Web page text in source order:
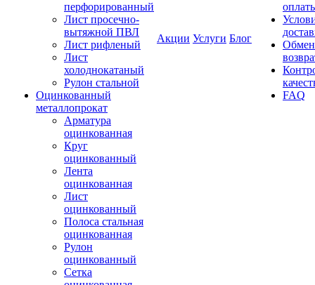
перфорированный
Лист просечно-
вытяжной ПВЛ
Лист рифленый
Лист
холоднокатаный
Рулон стальной
Оцинкованный
металлопрокат
Арматура
оцинкованная
Круг
оцинкованный
Лента
оцинкованная
Лист
оцинкованный
Полоса стальная
оцинкованная
Рулон
оцинкованный
Сетка
Акции Услуги Блог
FAQ